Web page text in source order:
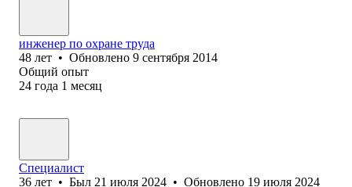
инженер по охране труда
48 лет • Обновлено 9 сентября 2014
Общий опыт
24 года 1 месяц
Специалист
36 лет • Был 21 июля 2024 • Обновлено 19 июля 2024